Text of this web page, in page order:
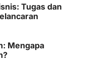
Tugas dan
Mengapa